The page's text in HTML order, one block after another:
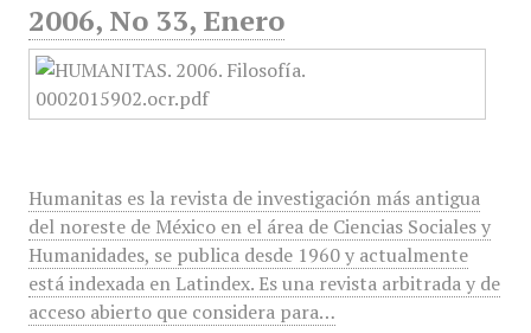
2006, No 33, Enero
Humanitas es la revista de investigación más antigua
del noreste de México en el área de Ciencias Sociales y
Humanidades, se publica desde 1960 y actualmente
está indexada en Latindex. Es una revista arbitrada y de
acceso abierto que considera para…